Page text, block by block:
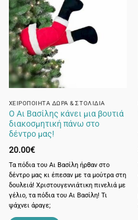
παραλλαγές.
Οι
επιλογές
μπορούν
να
επιλεγούν
στη
σελίδα
του
προϊόντος
ΧΕΙΡΟΠΟΊΗΤΑ ΔΏΡΑ & ΣΤΟΛΊΔΙΑ
Ο Αι Βασίλης κάνει μια βουτιά
διακοσμητική πάνω στο
δέντρο μας!
20.00€
Τα πόδια του Αι Βασίλη ήρθαν στο
δέντρο μας κι έπεσαν με τα μούτρα στη
δουλειά! Χριστουγεννιάτικη πινελιά με
γέλιο, τα πόδια του Αι Βασίλη! Τι
ψάχνει άραγε;